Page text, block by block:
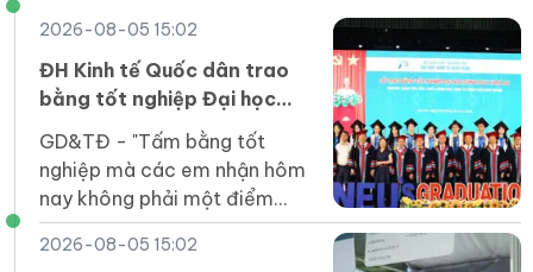
2026-08-05 15:02
ĐH Kinh tế Quốc dân trao
bằng tốt nghiệp Đại học
chính quy khóa 64 Chương
trình Tiên tiến, Chất lượng
cao, POHE và Phân tích kinh
doanh
GD&TĐ - "Tấm bằng tốt
nghiệp mà các em nhận hôm
nay không phải một điểm
dừng mà là tấm vé để các
em bước vào một sân chơi
2026-08-05 15:02